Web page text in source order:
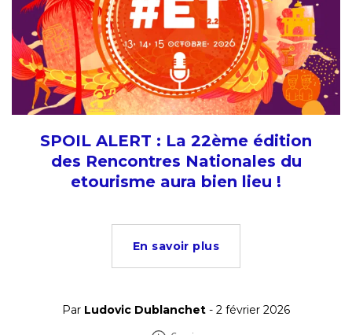
SPOIL ALERT : La 22ème édition
des Rencontres Nationales du
etourisme aura bien lieu !
En savoir plus
Par Ludovic Dublanchet - 2 février 2026